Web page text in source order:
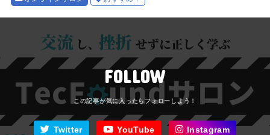
FOLLOW
Twitter YouTube Instagram